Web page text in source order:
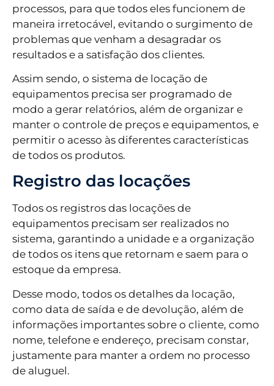
processos, para que todos eles funcionem de
maneira irretocável, evitando o surgimento de
problemas que venham a desagradar os
resultados e a satisfação dos clientes.
Assim sendo, o sistema de locação de
equipamentos precisa ser programado de
modo a gerar relatórios, além de organizar e
manter o controle de preços e equipamentos, e
permitir o acesso às diferentes características
de todos os produtos.
Registro das locações
Todos os registros das locações de
equipamentos precisam ser realizados no
sistema, garantindo a unidade e a organização
de todos os itens que retornam e saem para o
estoque da empresa.
Desse modo, todos os detalhes da locação,
como data de saída e de devolução, além de
informações importantes sobre o cliente, como
nome, telefone e endereço, precisam constar,
justamente para manter a ordem no processo
de aluguel.